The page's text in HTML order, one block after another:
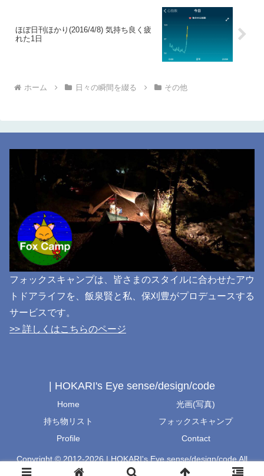
ほぼ日刊ほかり(2016/4/8) 気持ち良く疲
れた1日
ホーム 日々の瞬間を綴る その他
フォックスキャンプは、皆さまのスタイルに合わせたアウ
トドアライフを、飯泉賢と私、保刈豊がプロデュースする
サービスです。
>> 詳しくはこちらのページ
| HOKARI's Eye sense/design/code
Home
光画(写真)
持ち物リスト
フォックスキャンプ
Profile
Contact
Copyright © 2012-2026 | HOKARI's Eye sense/design/code All
Rights Reserved.